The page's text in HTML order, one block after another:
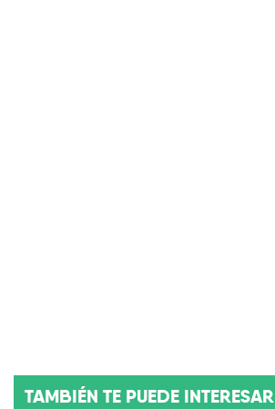
TAMBIÉN TE PUEDE INTERESAR